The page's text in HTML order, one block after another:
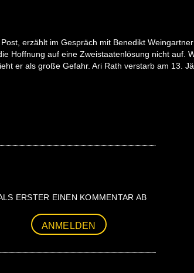
erzählt im Gespräch mit Benedikt
Hoffnung auf eine Zweistaatenlösung nicht auf.
er als große Gefahr. Ari Rath verstarb am 13.
ERSTER EINEN KOMMENTAR AB
ANMELDEN